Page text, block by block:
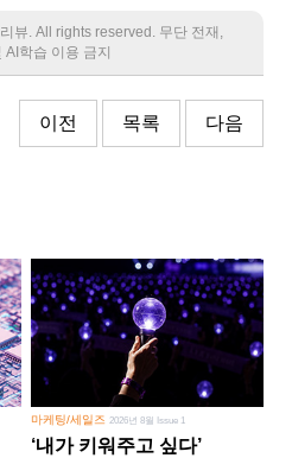
뷰. All rights reserved. 무단 전재,
AI학습 이용 금지
이전 목록 다음
마케팅/세일즈 2026년 8월 Issue 1
‘내가 키워주고 싶다’